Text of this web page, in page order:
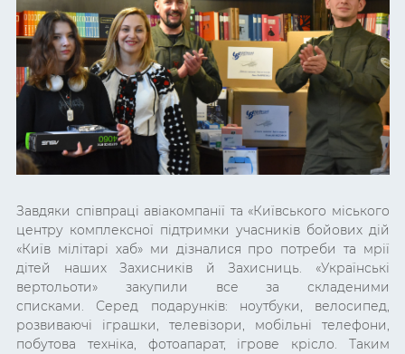
Завдяки співпраці авіакомпанії та «Київського міського
центру комплексної підтримки учасників бойових дій
«Київ мілітарі хаб» ми дізналися про потреби та мрії
дітей наших Захисників й Захисниць. «Українські
вертольоти» закупили все за складеними
списками. Серед подарунків: ноутбуки, велосипед,
розвиваючі іграшки, телевізори, мобільні телефони,
побутова техніка, фотоапарат, ігрове крісло. Таким